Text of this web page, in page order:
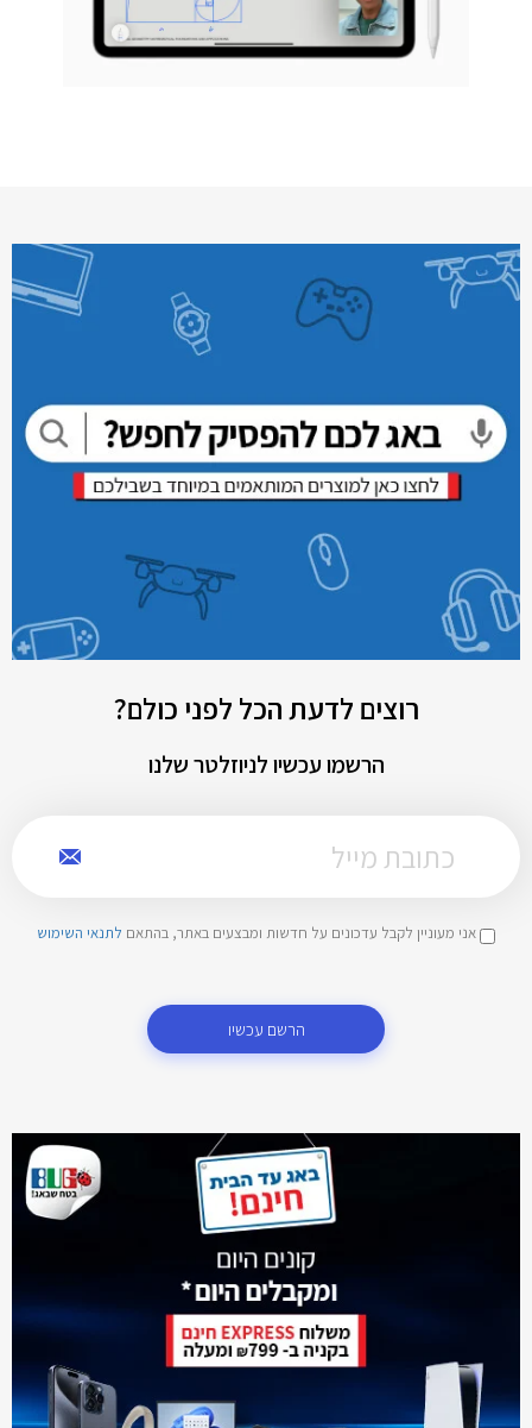
רוצים לדעת הכל לפני כולם?
הרשמו עכשיו לניוזלטר שלנו
אני מעוניין לקבל עדכונים על חדשות ומבצעים באתר, בהתאם לתנאי השימוש
הרשם עכשיו